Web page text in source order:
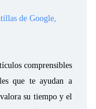
de Google,
comprensibles
que te ayudan a
su tiempo y el